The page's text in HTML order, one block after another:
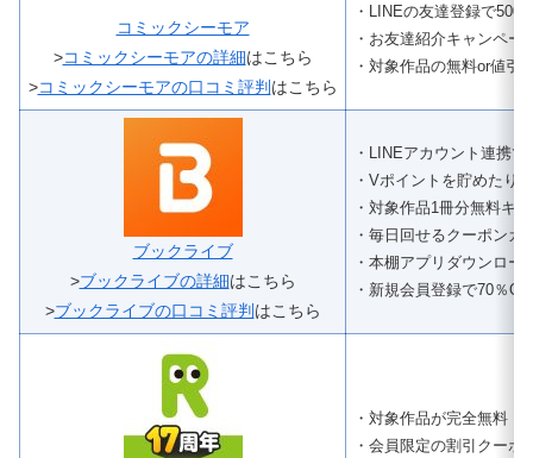
コミックシーモア
>コミックシーモアの詳細はこちら
>コミックシーモアの口コミ評判 はこちら
・LINEの友達登録で500
・お友達紹介キャンペー
・対象作品の無料or値引
ブックライブ
>ブックライブの詳細はこちら
>ブックライブの口コミ評判 はこちら
・LINEアカウント連携
・Vポイントを貯めたり
・対象作品1冊分無料キ
・毎日回せるクーポンガ
・本棚アプリダウンロー
・新規会員登録で70％
・対象作品が完全無料
・会員限定の割引クーポ